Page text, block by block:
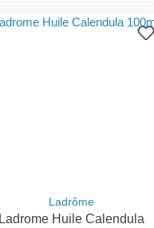
Ladrôme
Ladrome Huile Calendula